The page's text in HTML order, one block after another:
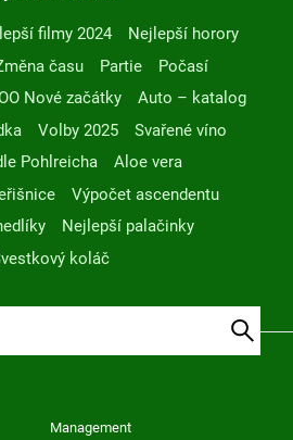
filmy 2024
Nejlepší horory
času Partie
Počasí
Nové začátky
Auto – katalog
Volby 2025
Svařené víno
Pohlreicha
Aloe vera
Výpočet ascendentu
Nejlepší palačinky
koláč
Management